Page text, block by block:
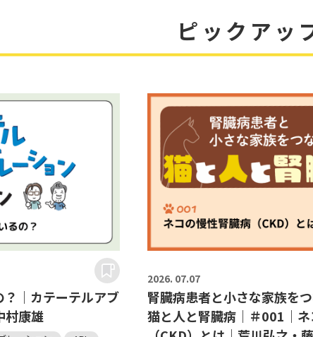
ピックアッ
｜カテーテルアブ
村康雄
2026. 07.07
腎臓病患者と小さな家族を
猫と人と腎臓病｜＃001｜